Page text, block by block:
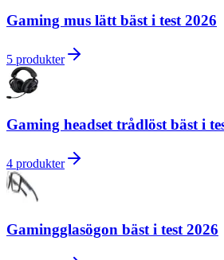
Gaming mus lätt bäst i test 2026
5 produkter
Gaming headset trådlöst bäst i
4 produkter
Gamingglasögon bäst i test 2026